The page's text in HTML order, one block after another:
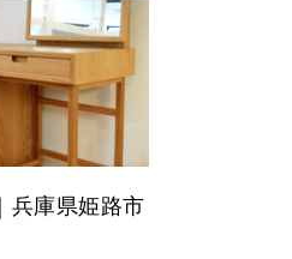
庫県姫路市